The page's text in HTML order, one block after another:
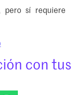
pero sí requiere
con tus